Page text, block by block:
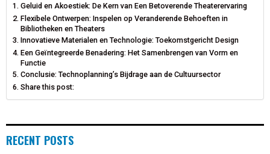
T
T
E
R
O
O
K
R
S
T
D
N
Geluid en Akoestiek: De Kern van Een Betoverende Theaterervaring
Flexibele Ontwerpen: Inspelen op Veranderende Behoeften in
Bibliotheken en Theaters
Innovatieve Materialen en Technologie: Toekomstgericht Design
Een Geïntegreerde Benadering: Het Samenbrengen van Vorm en
Functie
Conclusie: Technoplanning’s Bijdrage aan de Cultuursector
Share this post:
RECENT POSTS